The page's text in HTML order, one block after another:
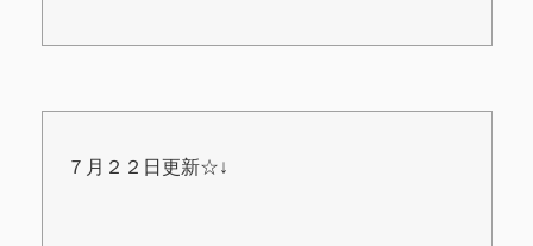
７月２２日更新☆↓